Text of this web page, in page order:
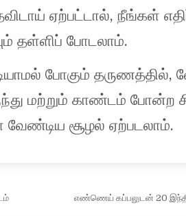
ஏற்பட்டால், நீங்கள்
தள்ளிப் போடலாம்.
போகும் தருணத்தில்,
மற்றும் காண்டம் போன்ற
சூழல் ஏற்படலாம்.
எண்ணெய் கப்பலுடன் 20